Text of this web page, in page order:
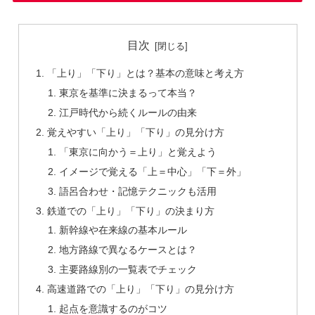
目次
「上り」「下り」とは？基本の意味と考え方
東京を基準に決まるって本当？
江戸時代から続くルールの由来
覚えやすい「上り」「下り」の見分け方
「東京に向かう＝上り」と覚えよう
イメージで覚える「上＝中心」「下＝外」
語呂合わせ・記憶テクニックも活用
鉄道での「上り」「下り」の決まり方
新幹線や在来線の基本ルール
地方路線で異なるケースとは？
主要路線別の一覧表でチェック
高速道路での「上り」「下り」の見分け方
起点を意識するのがコツ